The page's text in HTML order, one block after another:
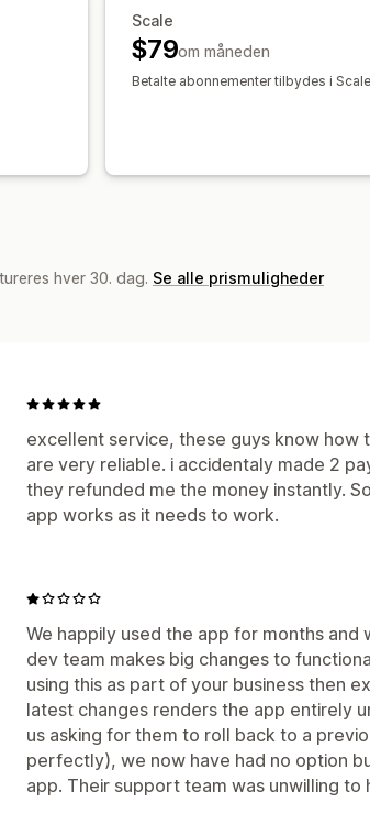
Scale
$79om måneden
Betalte abonnementer tilbydes i
hver 30. dag. Se alle prismuligheder
excellent service, these guys know how
are very reliable. i accidentaly made 2
they refunded me the money instantly.
app works as it needs to work.
We happily used the app for months
dev team makes big changes to
using this as part of your business then
latest changes renders the app entirely
us asking for them to roll back to a
perfectly), we now have had no option
app. Their support team was unwilling to